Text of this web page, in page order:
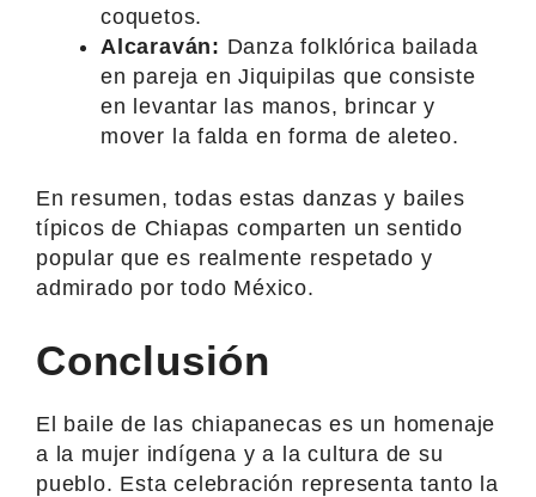
coquetos.
Alcaraván: Danza folklórica bailada
en pareja en Jiquipilas que consiste
en levantar las manos, brincar y
mover la falda en forma de aleteo.
En resumen, todas estas danzas y bailes
típicos de Chiapas comparten un sentido
popular que es realmente respetado y
admirado por todo México.
Conclusión
El baile de las chiapanecas es un homenaje
a la mujer indígena y a la cultura de su
pueblo. Esta celebración representa tanto la